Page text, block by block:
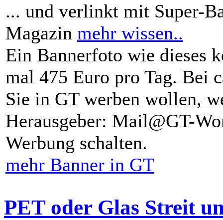
... und verlinkt mit Super-
Magazin mehr wissen..
Ein Bannerfoto wie dieses
mal 475 Euro pro Tag. Bei
Sie in GT werben wollen,
Herausgeber: Mail@GT-
Werbung schalten.
mehr Banner in GT
PET oder Glas Streit